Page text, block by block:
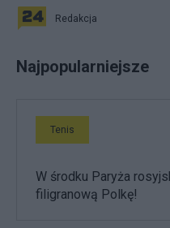
Redakcja
Najpopularniejsze
Tenis
W środku Paryża
filigranową Polkę!